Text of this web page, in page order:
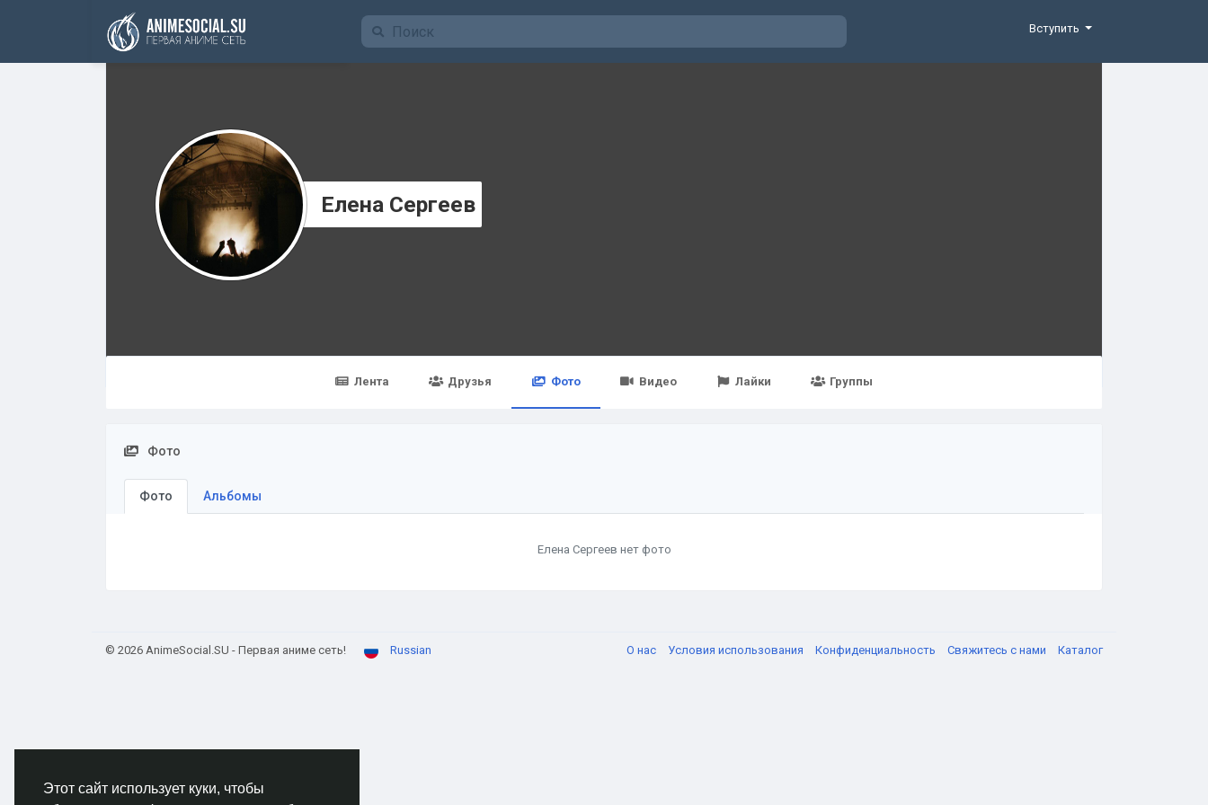
Этот сайт использует куки, чтобы
Funding
Вступить
Елена Сергеев
Лента Друзья Фото Видео Лайки Группы
Фото
Фото Альбомы
Елена Сергеев нет фото
© 2026 AnimeSocial.SU - Первая аниме сеть! Russian О нас Условия использования Конфиденциальность Свяжитесь с нами Каталог